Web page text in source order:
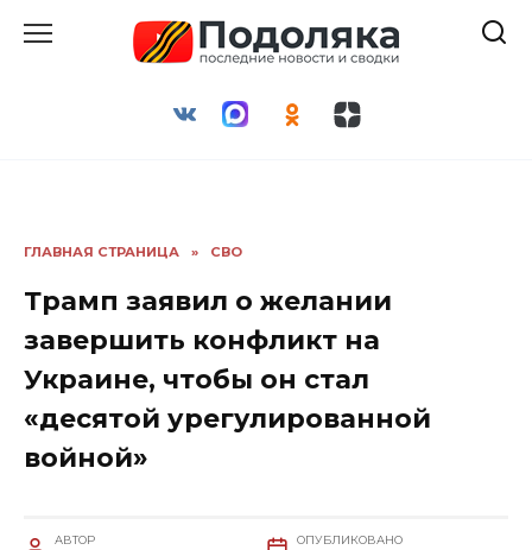
ГЛАВНАЯ СТРАНИЦА » СВО
Трамп заявил о желании
завершить конфликт на
Украине, чтобы он стал
«десятой урегулированной
войной»
АВТОР ОПУБЛИКОВАНО